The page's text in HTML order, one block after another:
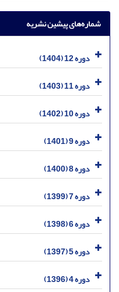
شماره‌های پیشین نشریه
دوره 12 (1404)
دوره 11 (1403)
دوره 10 (1402)
دوره 9 (1401)
دوره 8 (1400)
دوره 7 (1399)
دوره 6 (1398)
دوره 5 (1397)
دوره 4 (1396)